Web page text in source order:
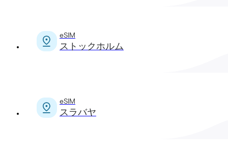
eSIM
ストックホルム
eSIM
スラバヤ